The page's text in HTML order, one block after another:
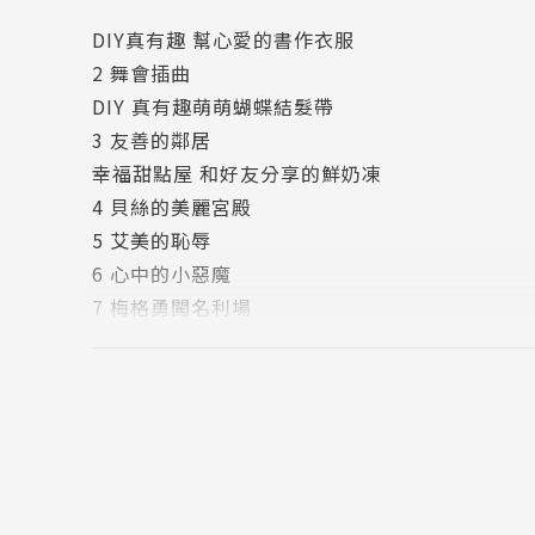
人與人之間互助、互愛的感人場景，以及他們如
時光流逝，《小婦人》魅力不減，當我們在生活
本書特色：
＊ 不朽的文學經典，世界暢銷的名著精選。
＊ 全新精美插圖，精緻印刷，吸引小朋友的目光。
＊ 精簡的改編文字，附上趣味互動單元，開啟小
作者簡介
DIY真有趣 幫心愛的書作衣服
2 舞會插曲
DIY 真有趣萌萌蝴蝶結髮帶
3 友善的鄰居
幸福甜點屋 和好友分享的鮮奶凍
4 貝絲的美麗宮殿
5 艾美的恥辱
6 心中的小惡魔
7 梅格勇闖名利場